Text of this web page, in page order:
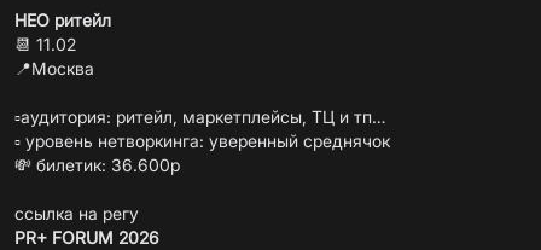
НЕО ритейл
📆 11.02
📍Москва
▫️аудитория: ритейл, маркетплейсы, ТЦ и тп…
▫️ уровень нетворкинга: уверенный среднячок
💸 билетик: 36.600р
ссылка на регу
PR+ FORUM 2026